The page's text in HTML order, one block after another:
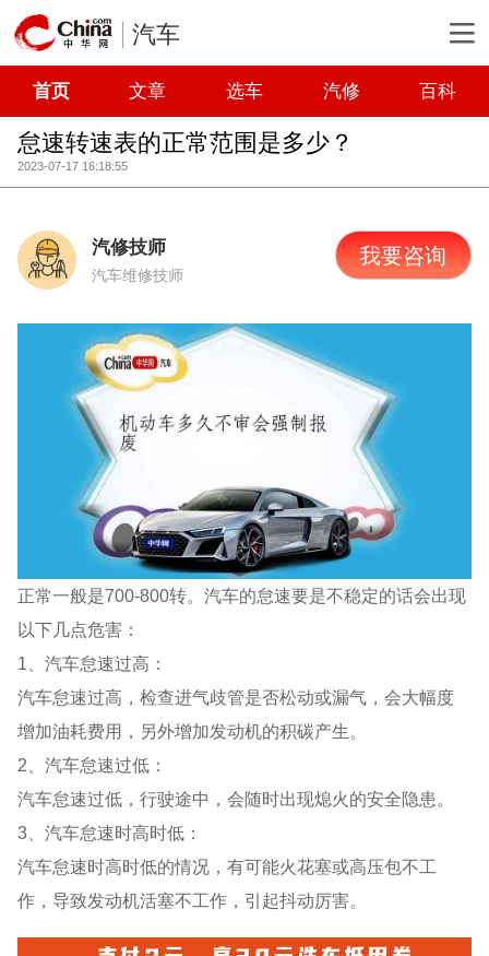
汽车
首页 文章 选车 汽修 百科
怠速转速表的正常范围是多少？
2023-07-17 16:18:55
汽修技师
汽车维修技师
我要咨询
正常一般是700-800转。汽车的怠速要是不稳定的话会出现
以下几点危害：
1、汽车怠速过高：
汽车怠速过高，检查进气歧管是否松动或漏气，会大幅度
增加油耗费用，另外增加发动机的积碳产生。
2、汽车怠速过低：
汽车怠速过低，行驶途中，会随时出现熄火的安全隐患。
3、汽车怠速时高时低：
汽车怠速时高时低的情况，有可能火花塞或高压包不工
作，导致发动机活塞不工作，引起抖动厉害。